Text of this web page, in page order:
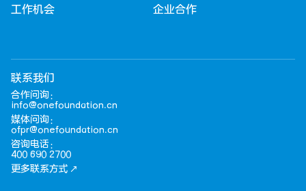
工作机会 企业合作
联系我们
合作问询：
info@onefoundation.cn
媒体问询：
ofpr@onefoundation.cn
咨询电话：
400 690 2700
更多联系方式